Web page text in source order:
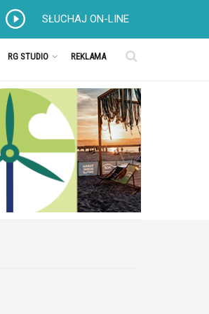
SŁUCHAJ ON-LINE
RG STUDIO REKLAMA